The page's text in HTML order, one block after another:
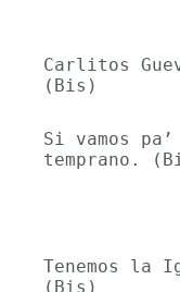
Carlitos
(Bis)
Si vamos
temprano.
Tenemos la
(Bis)